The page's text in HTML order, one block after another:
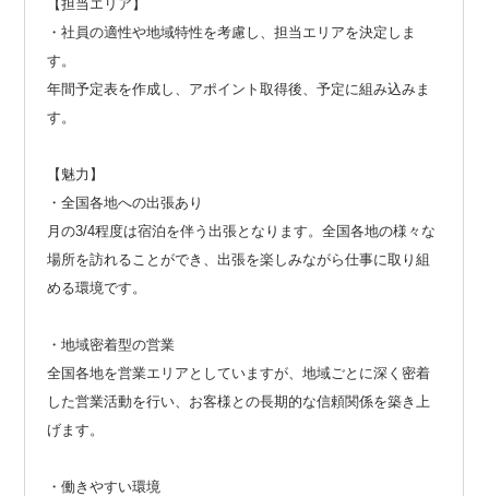
【担当エリア】
・社員の適性や地域特性を考慮し、担当エリアを決定しま
す。
年間予定表を作成し、アポイント取得後、予定に組み込みま
す。
【魅力】
・全国各地への出張あり
月の3/4程度は宿泊を伴う出張となります。全国各地の様々な
場所を訪れることができ、出張を楽しみながら仕事に取り組
める環境です。
・地域密着型の営業
全国各地を営業エリアとしていますが、地域ごとに深く密着
した営業活動を行い、お客様との長期的な信頼関係を築き上
げます。
・働きやすい環境